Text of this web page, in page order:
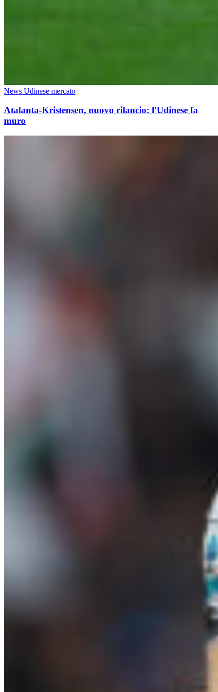
News Udinese mercato
Atalanta-Kristensen, nuovo rilancio: l'Udinese fa
muro